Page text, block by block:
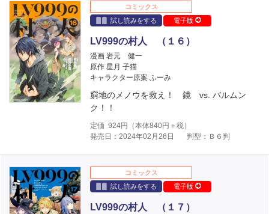
コミックス
試し読みをする
電子版
LV999の村人 （１６）
漫画 岩元 健一
原作 星月 子猫
キャラクター原案 ふーみ
窮地のメノウを救え！ 鏡 vs. バルムン
ク！！
定価 924円（本体840円＋税）
発売日：2024年02月26日
判型：Ｂ６判
コミックス
試し読みをする
電子版
LV999の村人 （１７）